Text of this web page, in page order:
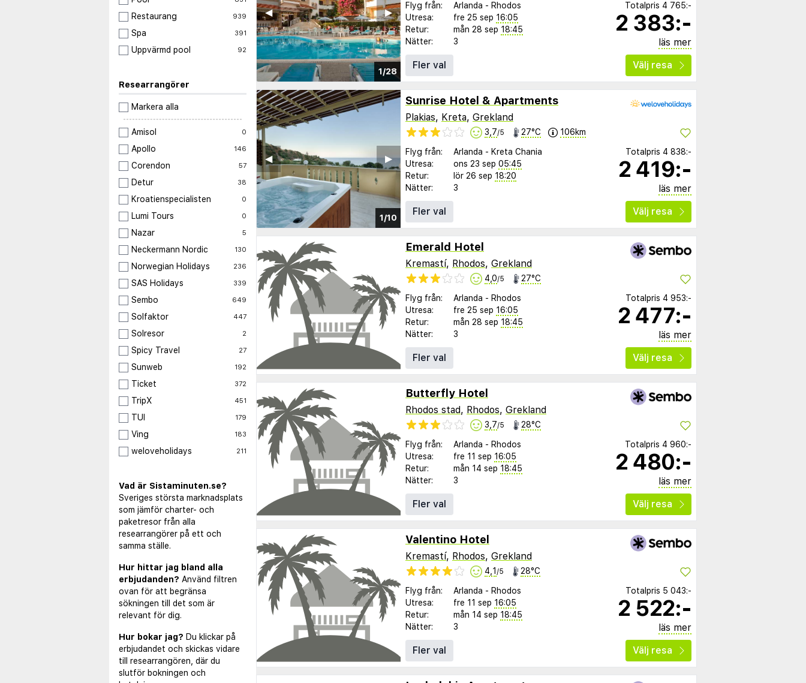
Restaurang 939
Spa 391
Uppvärmd pool 92
Researrangörer
Markera alla
Amisol 0
Apollo 146
Corendon 57
Detur 38
Kroatienspecialisten 0
Lumi Tours 0
Nazar 5
Neckermann Nordic 130
Norwegian Holidays 236
SAS Holidays 339
Sembo 649
Solfaktor 447
Solresor 2
Spicy Travel 27
Sunweb 192
Ticket 372
TripX 451
TUI 179
Ving 183
weloveholidays 211
Vad är Sistaminuten.se?
Sveriges största marknadsplats
som jämför charter- och
paketresor från alla
researrangörer på ett och
samma ställe.
Hur hittar jag bland alla
erbjudanden? Använd filtren
ovan för att begränsa
sökningen till det som är
relevant för dig.
Hur bokar jag? Du klickar på
erbjudandet och skickas vidare
till researrangören, där du
slutför bokningen och
1/28
▶︎
◀︎
Flyg från: Arlanda - Rhodos
Utresa:
fre 25 sep 16:05
Retur:
mån 28 sep 18:45
Nätter:
3
Totalpris 4 765:-
2 383:-
läs mer
Fler val
Välj resa
1/10
▶︎
◀︎
Sunrise Hotel & Apartments
Plakias, Kreta, Grekland
3,7/5 27°C 106km
Flyg från: Arlanda - Kreta Chania
Utresa:
ons 23 sep 05:45
Retur:
lör 26 sep 18:20
Nätter:
3
Totalpris 4 838:-
2 419:-
läs mer
Fler val
Välj resa
Emerald Hotel
Kremastí, Rhodos, Grekland
4,0/5 27°C
Flyg från: Arlanda - Rhodos
Utresa:
fre 25 sep 16:05
Retur:
mån 28 sep 18:45
Nätter:
3
Totalpris 4 953:-
2 477:-
läs mer
Fler val
Välj resa
Butterfly Hotel
Rhodos stad, Rhodos, Grekland
3,7/5 28°C
Flyg från: Arlanda - Rhodos
Utresa:
fre 11 sep 16:05
Retur:
mån 14 sep 18:45
Nätter:
3
Totalpris 4 960:-
2 480:-
läs mer
Fler val
Välj resa
Valentino Hotel
Kremastí, Rhodos, Grekland
4,1 /5 28°C
Flyg från: Arlanda - Rhodos
Utresa:
fre 11 sep 16:05
Retur:
mån 14 sep 18:45
Nätter:
3
Totalpris 5 043:-
2 522:-
läs mer
Fler val
Välj resa